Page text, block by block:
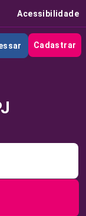
Acessibilidade
Cadastrar